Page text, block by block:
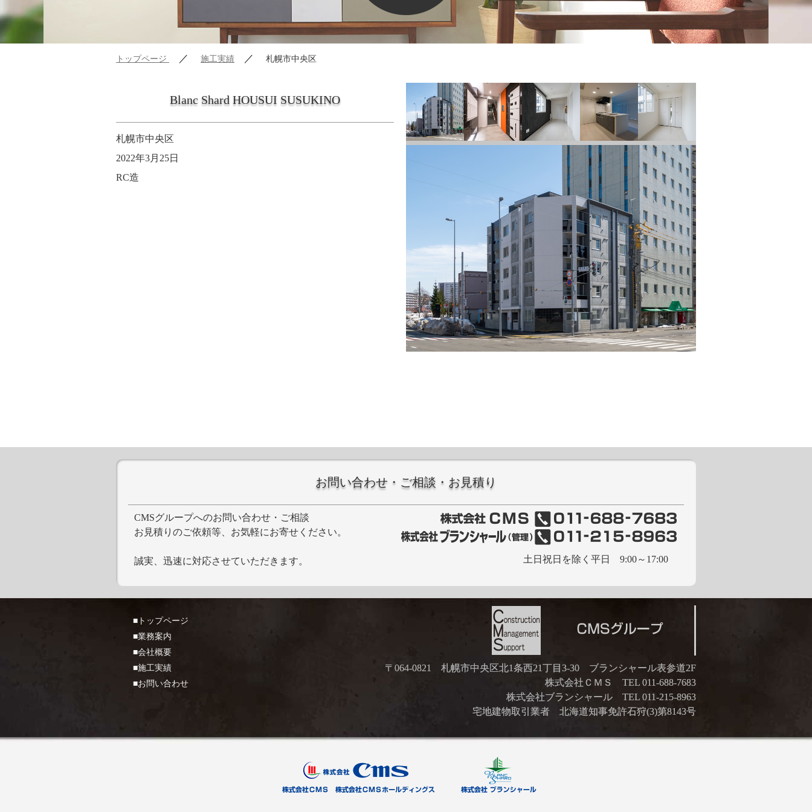
トップページ ／ 施工実績 ／ 札幌市中央区
Blanc Shard HOUSUI SUSUKINO
札幌市中央区
2022年3月25日
RC造
お問い合わせ・ご相談・お見積り
CMSグループへのお問い合わせ・ご相談
お見積りのご依頼等、お気軽にお寄せください。
誠実、迅速に対応させていただきます。 土日祝日を除く平日 9:00～17:00
■トップページ
■業務案内
■会社概要
■施工実績
■お問い合わせ
〒064-0821 札幌市中央区北1条西21丁目3-30 ブランシャール表参道2F
株式会社ＣＭＳ TEL 011-688-7683
株式会社ブランシャール TEL 011-215-8963
宅地建物取引業者 北海道知事免許石狩(3)第8143号